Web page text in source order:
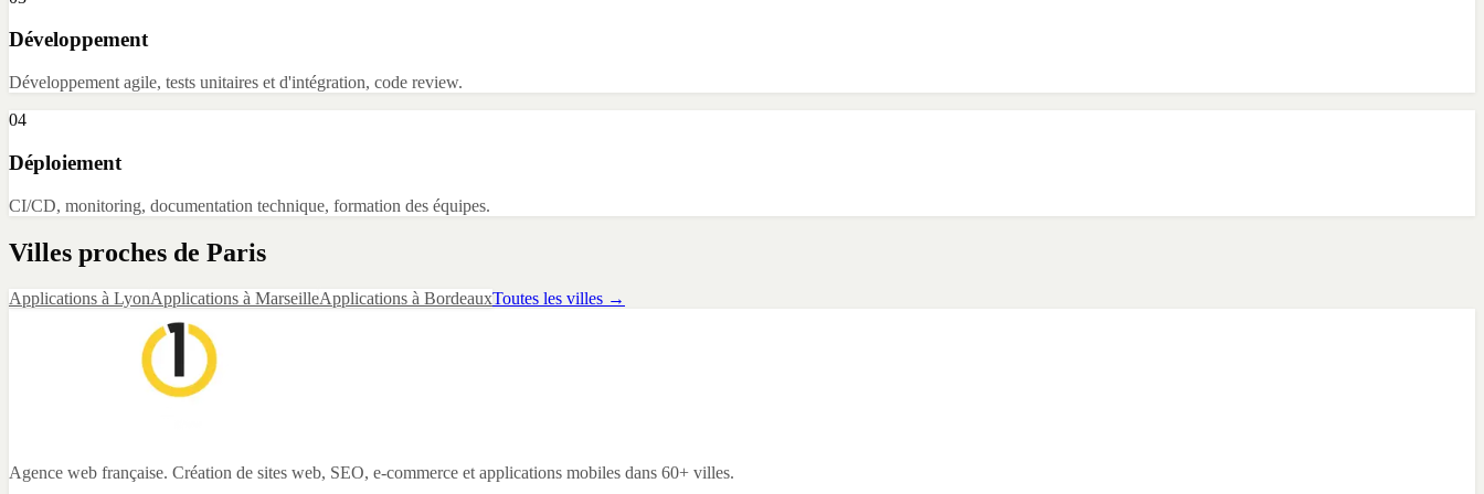
Développement
Développement agile, tests unitaires et d'intégration, code review.
04
Déploiement
CI/CD, monitoring, documentation technique, formation des équipes.
Villes proches de Paris
Applications à LyonApplications à MarseilleApplications à BordeauxToutes les villes →
Agence web française. Création de sites web, SEO, e-commerce et applications mobiles dans 60+ villes.